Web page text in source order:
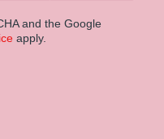
and the Google
apply.